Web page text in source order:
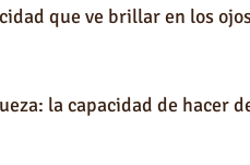
que ve brillar en los
la capacidad de hacer